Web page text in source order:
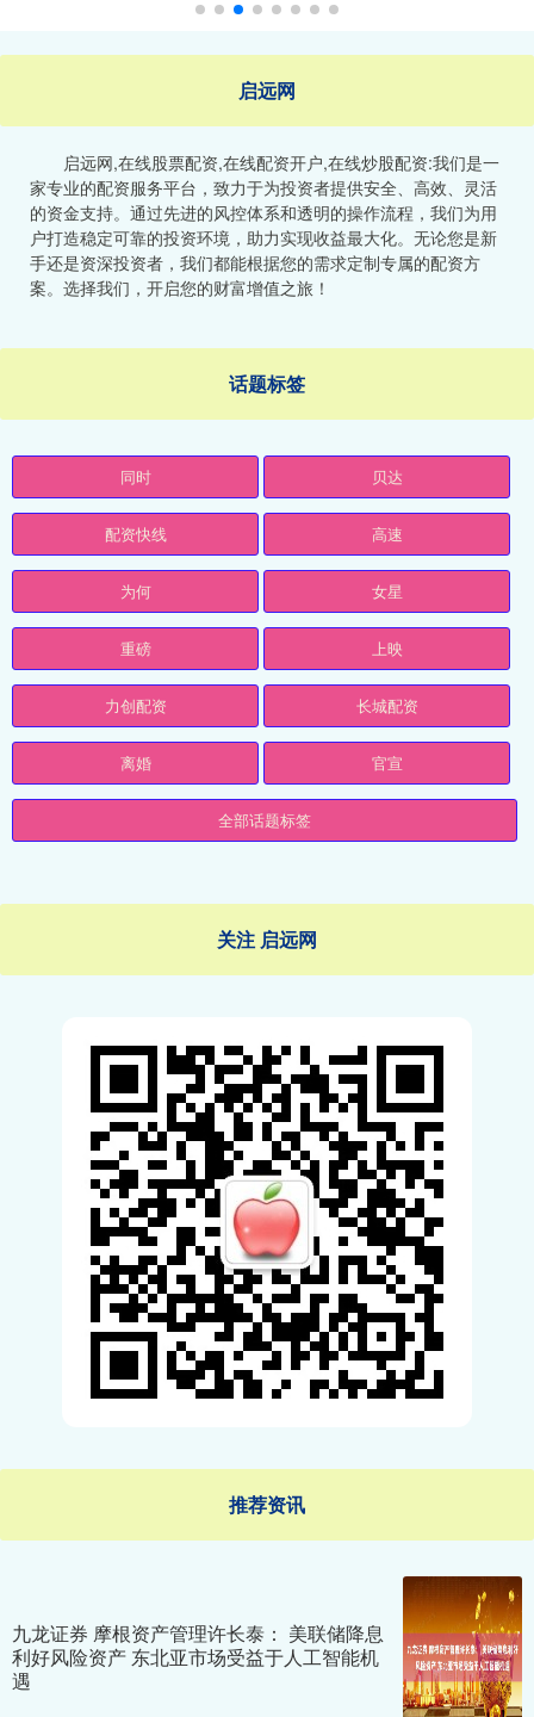
启远网
启远网,在线股票配资,在线配资开户,在线炒股配资:我们是一
家专业的配资服务平台，致力于为投资者提供安全、高效、灵活
的资金支持。通过先进的风控体系和透明的操作流程，我们为用
户打造稳定可靠的投资环境，助力实现收益最大化。无论您是新
手还是资深投资者，我们都能根据您的需求定制专属的配资方
案。选择我们，开启您的财富增值之旅！
话题标签
同时 贝达
配资快线 高速
为何 女星
重磅 上映
力创配资 长城配资
离婚 官宣
全部话题标签
关注 启远网
推荐资讯
九龙证券 摩根资产管理许长泰： 美联储降息
利好风险资产 东北亚市场受益于人工智能机
遇